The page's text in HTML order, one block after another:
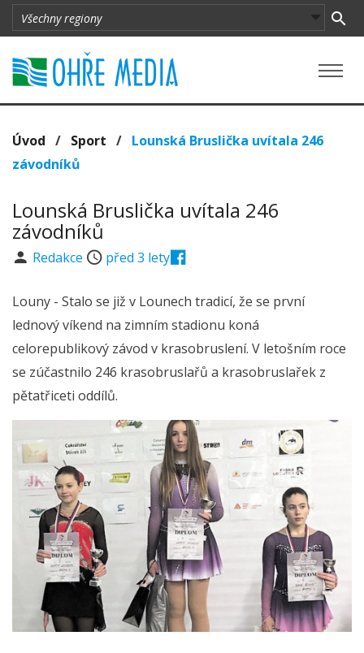
Úvod / Sport / Lounská Bruslička uvítala 246
závodníků
Lounská Bruslička uvítala 246
závodníků
Redakce před 3 lety
Louny - Stalo se již v Lounech tradicí, že se první
lednový víkend na zimním stadionu koná
celorepublikový závod v krasobruslení. V letošním roce
se zúčastnilo 246 krasobruslařů a krasobruslařek z
pětatřiceti oddílů.